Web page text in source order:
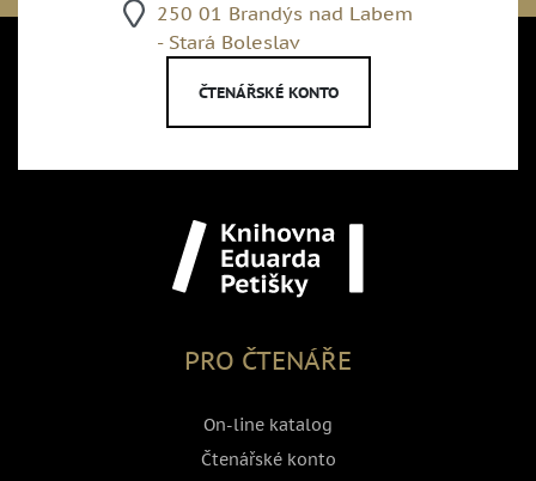
250 01 Brandýs nad Labem
- Stará Boleslav
ČTENÁŘSKÉ KONTO
PRO ČTENÁŘE
On-line katalog
Čtenářské konto